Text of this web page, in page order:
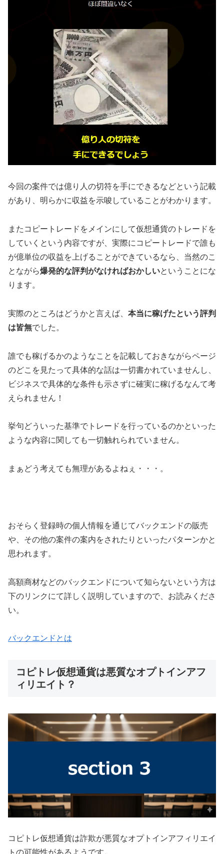
今回の案件では億り人の切符を手にできるなどという記載
があり、明らかに収益を示唆していることがわかります。
またコピートレードをメインにして仮想通貨のトレードを
していくという内容ですが、実際にコピートレードで誰も
が億単位の収益を上げることができているなら、当然のこ
とながら爆発的な評判がなければおかしいということにな
ります。
実際のところはどうかと言えば、 本当に稼げたという評判
は皆無でした。
誰でも稼げるかのようなことを記載しておきながらページ
のどこを見たって具体的な話は一切書かれていませんし、
ビジネスで具体的な条件も示さずに確実に稼げるなんて考
えられません！
挙句どういった基準でトレードを行っているのかといった
ような内容に関しても一切触れられていません。
まぁどう考えても無理があるよねぇ・・・。
おそらく登録時の個人情報を通じてバックエンドの販売
や、その他の案件の案内をされたりといったパターンかと
思われます。
高額商材などのバックエンドについて知らないという方は
下のリンクにて詳しく説明していますので、お読みくださ
い。
バックエンドとは
コピトレ仮想通貨は悪質なオプトインアフ
ィリエイト？
コピトレ仮想通貨は詐欺が悪質なオプトインアフィリエイ